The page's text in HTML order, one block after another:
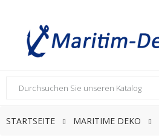
STARTSEITE MARITIME DEKO